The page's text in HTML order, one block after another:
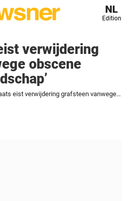
NL
Edition
verwijdering
obscene
Begraafplaats eist verwijdering grafsteen vanwege obscene ‘verborgen boodschap’